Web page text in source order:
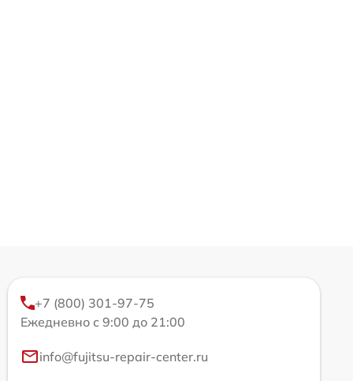
+7 (800) 301-97-75
Ежедневно с 9:00 до 21:00
info@fujitsu-repair-center.ru